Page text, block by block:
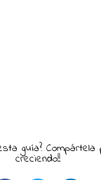
guía?
creciendo!!